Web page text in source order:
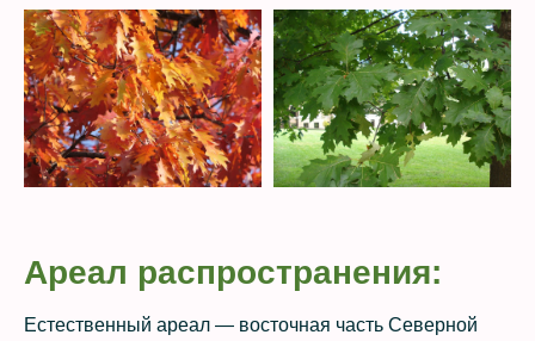
Ареал распространения:
Естественный ареал — восточная часть Северной